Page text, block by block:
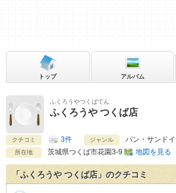
ふくろうやつくばてん
ふくろうや つくば店
クチコミ 3件 ジャンル パン・サンド
所在地 茨城県つくば市花園3-9 地図を見る
トップ アルバム
「ふくろうや つくば店」のクチコミ